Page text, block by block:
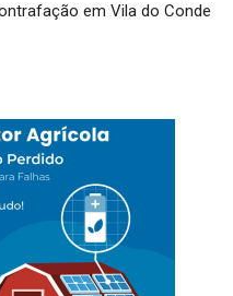
em Vila do Conde